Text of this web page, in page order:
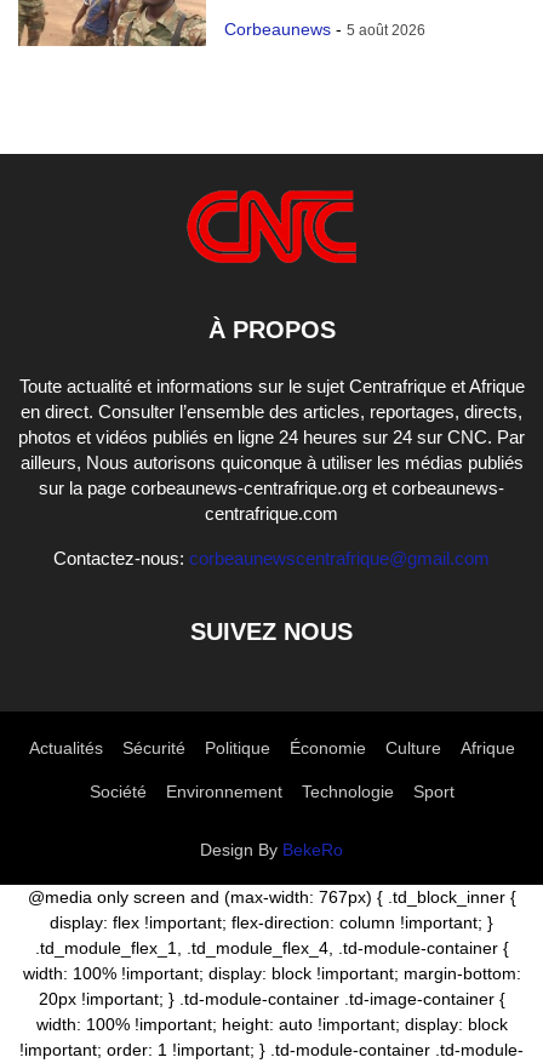
Corbeaunews - 5 août 2026
À PROPOS
Toute actualité et informations sur le sujet Centrafrique et Afrique
en direct. Consulter l’ensemble des articles, reportages, directs,
photos et vidéos publiés en ligne 24 heures sur 24 sur CNC. Par
ailleurs, Nous autorisons quiconque à utiliser les médias publiés
sur la page corbeaunews-centrafrique.org et corbeaunews-
centrafrique.com
Contactez-nous: corbeaunewscentrafrique@gmail.com
SUIVEZ NOUS
Actualités Sécurité Politique Économie Culture Afrique
Société Environnement Technologie Sport
Design By BekeRo
@media only screen and (max-width: 767px) { .td_block_inner {
display: flex !important; flex-direction: column !important; }
.td_module_flex_1, .td_module_flex_4, .td-module-container {
width: 100% !important; display: block !important; margin-bottom:
20px !important; } .td-module-container .td-image-container {
width: 100% !important; height: auto !important; display: block
!important; order: 1 !important; } .td-module-container .td-module-